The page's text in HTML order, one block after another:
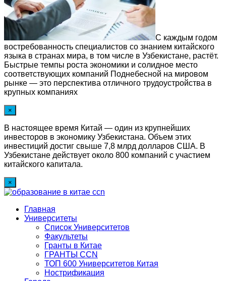
С каждым годом
востребованность специалистов со знанием китайского
языка в странах мира, в том числе в Узбекистане, растёт.
Быстрые темпы роста экономики и солидное место
соответствующих компаний Поднебесной на мировом
рынке — это перспектива отличного трудоустройства в
крупных компаниях
×
В настоящее время Китай — один из крупнейших
инвесторов в экономику Узбекистана. Объем этих
инвестиций достиг свыше 7,8 млрд долларов США. В
Узбекистане действует около 800 компаний с участием
китайского капитала.
×
Главная
Университеты
Список Университетов
Факультеты
Гранты в Китае
ГРАНТЫ ССN
ТОП 600 Университетов Китая
Нострификация